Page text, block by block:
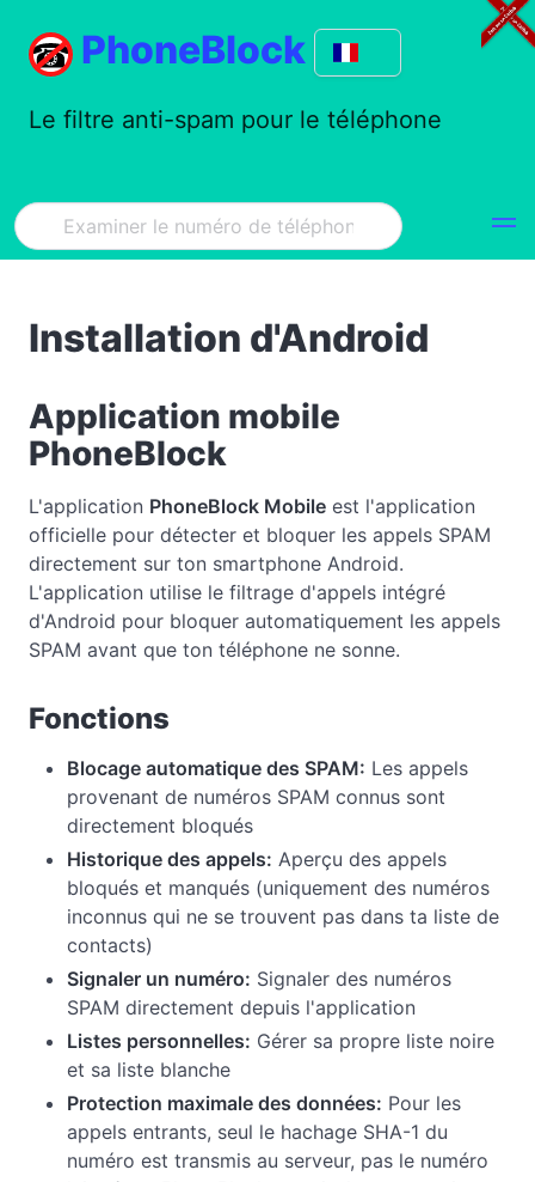
PhoneBlock
Le filtre anti-spam pour le téléphone
Installation d'Android
Application mobile
PhoneBlock
L'application PhoneBlock Mobile est l'application
officielle pour détecter et bloquer les appels SPAM
directement sur ton smartphone Android.
L'application utilise le filtrage d'appels intégré
d'Android pour bloquer automatiquement les appels
SPAM avant que ton téléphone ne sonne.
Fonctions
Blocage automatique des SPAM: Les appels
provenant de numéros SPAM connus sont
directement bloqués
Historique des appels: Aperçu des appels
bloqués et manqués (uniquement des numéros
inconnus qui ne se trouvent pas dans ta liste de
contacts)
Signaler un numéro: Signaler des numéros
SPAM directement depuis l'application
Listes personnelles: Gérer sa propre liste noire
et sa liste blanche
Protection maximale des données: Pour les
appels entrants, seul le hachage SHA-1 du
numéro est transmis au serveur, pas le numéro